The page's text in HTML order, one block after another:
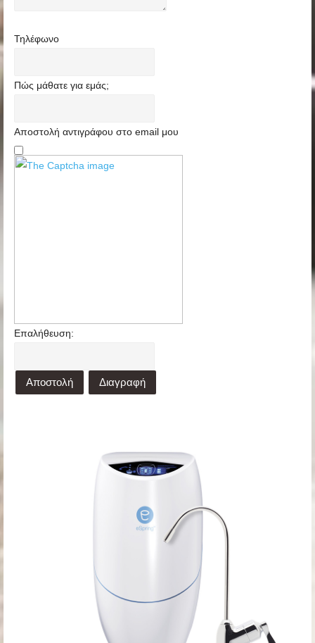
Τηλέφωνο
Πώς μάθατε για εμάς;
Αποστολή αντιγράφου στο email μου
Επαλήθευση:
Αποστολή Διαγραφή